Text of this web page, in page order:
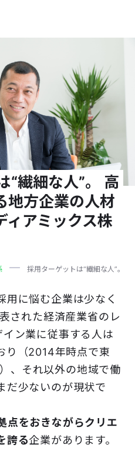
“繊細な人”。 高
地方企業の人材
ィアミックス株
採用ターゲットは“繊細な人”。
用に悩む企業は少なく
された経済産業省のレ
ン業に従事する人は
り（2014年時点で東
、それ以外の地域で働
だ少ないのが現状で
点をおきながらクリエ
誇る企業があります。